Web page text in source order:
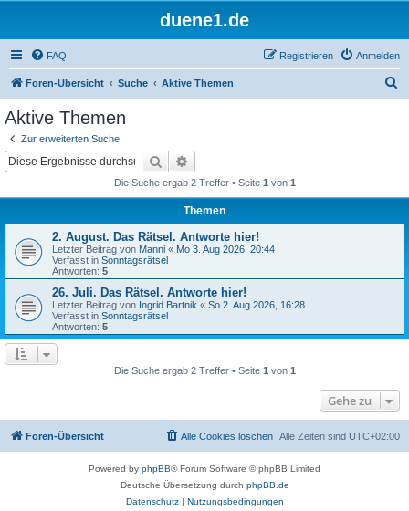
duene1.de
FAQ Anmelden
Registrieren
Foren-Übersicht Suche Aktive Themen
Aktive Themen
Zur erweiterten Suche
Suche
Die Suche ergab 2 Treffer • Seite 1 von 1
Themen
2. August. Das Rätsel. Antworte hier!
Letzter Beitrag von Manni « Mo 3. Aug 2026, 20:44
Verfasst in Sonntagsrätsel
Antworten: 5
26. Juli. Das Rätsel. Antworte hier!
Letzter Beitrag von Ingrid Bartnik « So 2. Aug 2026, 16:28
Verfasst in Sonntagsrätsel
Antworten: 5
Die Suche ergab 2 Treffer • Seite 1 von 1
Gehe zu
Foren-Übersicht Alle Zeiten sind UTC+02:00
Alle Cookies löschen
Powered by phpBB® Forum Software © phpBB Limited
Deutsche Übersetzung durch phpBB.de
Datenschutz| Nutzungsbedingungen